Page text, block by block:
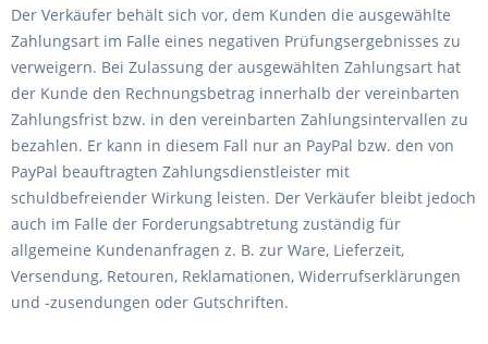
Der Verkäufer behält sich vor, dem Kunden die ausgewählte
Zahlungsart im Falle eines negativen Prüfungsergebnisses zu
verweigern. Bei Zulassung der ausgewählten Zahlungsart hat
der Kunde den Rechnungsbetrag innerhalb der vereinbarten
Zahlungsfrist bzw. in den vereinbarten Zahlungsintervallen zu
bezahlen. Er kann in diesem Fall nur an PayPal bzw. den von
PayPal beauftragten Zahlungsdienstleister mit
schuldbefreiender Wirkung leisten. Der Verkäufer bleibt jedoch
auch im Falle der Forderungsabtretung zuständig für
allgemeine Kundenanfragen z. B. zur Ware, Lieferzeit,
Versendung, Retouren, Reklamationen, Widerrufserklärungen
und -zusendungen oder Gutschriften.